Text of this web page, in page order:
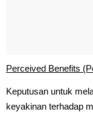
Perceived Benefits
Keputusan untuk
keyakinan terhadap